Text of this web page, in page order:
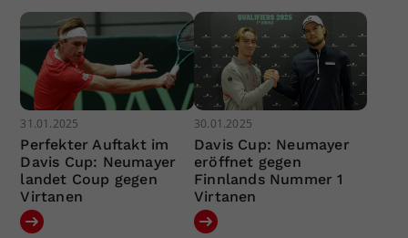
31.01.2025
Perfekter Auftakt im
Davis Cup: Neumayer
landet Coup gegen
Virtanen
30.01.2025
Davis Cup: Neumayer
eröffnet gegen
Finnlands Nummer 1
Virtanen